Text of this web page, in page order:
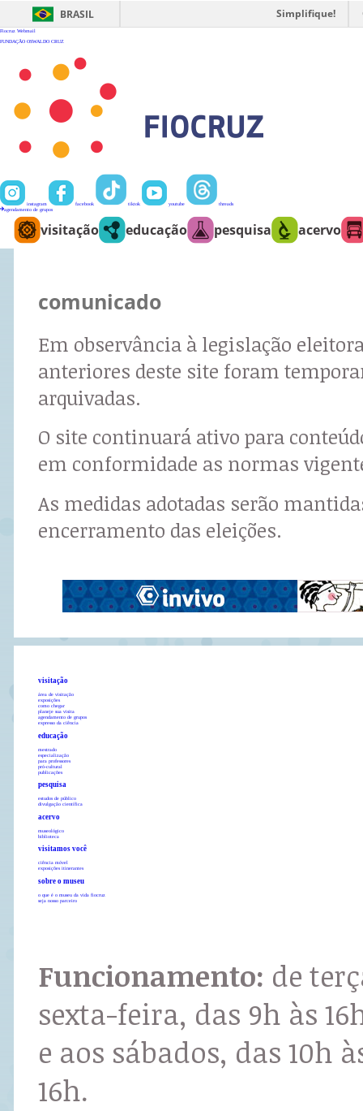
BRASIL Simplifique!
Fiocruz Webmail
FUNDAÇÃO OSWALDO CRUZ
instagram facebook tiktok youtube
threads
agendamento de grupos
visitação educação pesquisa acervo
comunicado
Em observância à legislação
anteriores deste site foram
arquivadas.
O site continuará ativo para
em conformidade as normas
As medidas adotadas serão
encerramento das eleições.
visitação
área de visitação
exposições
como chegar
planeje sua visita
agendamento de grupos
expresso da ciência
educação
mestrado
especialização
para professores
pró-cultural
publicações
pesquisa
estudos de público
divulgação científica
acervo
museológico
biblioteca
visitamos você
ciência móvel
exposições itinerantes
sobre o museu
o que é o museu da vida fiocruz
seja nosso parceiro
Funcionamento: de
sexta-feira, das 9h às
e aos sábados, das 10h
16h.